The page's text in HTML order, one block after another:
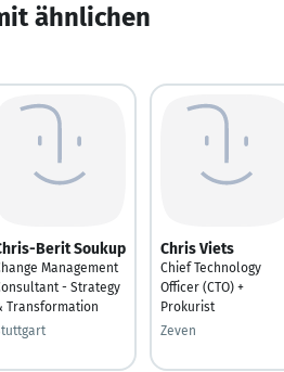
ähnlichen
Berit Soukup
Management
- Strategy
Transformation
Chris Viets
Chief Technology
Officer (CTO) +
Prokurist
Zeven